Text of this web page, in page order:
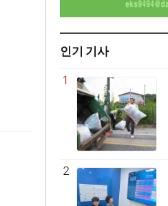
인기 기사
1
2